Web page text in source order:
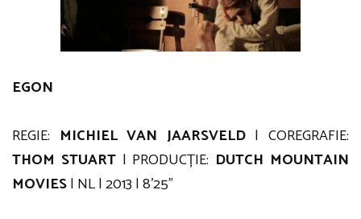
EGON
REGIE: MICHIEL VAN JAARSVELD| COREGRAFIE:
THOM STUART| PRODUCȚIE: DUTCH MOUNTAIN
MOVIES| NL | 2013 | 8’25”